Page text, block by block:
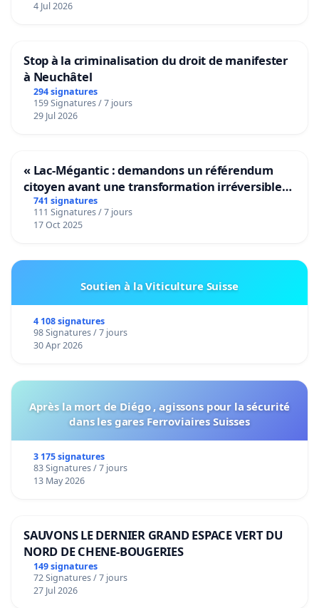
4 Jul 2026
Stop à la criminalisation du droit de manifester
à Neuchâtel
294 signatures
159 Signatures / 7 jours
29 Jul 2026
« Lac-Mégantic : demandons un référendum
citoyen avant une transformation irréversible
de notre territoire »
741 signatures
111 Signatures / 7 jours
17 Oct 2025
Soutien à la Viticulture Suisse
4 108 signatures
98 Signatures / 7 jours
30 Apr 2026
Après la mort de Diégo , agissons pour la sécurité
dans les gares Ferroviaires Suisses
3 175 signatures
83 Signatures / 7 jours
13 May 2026
SAUVONS LE DERNIER GRAND ESPACE VERT DU
NORD DE CHENE-BOUGERIES
149 signatures
72 Signatures / 7 jours
27 Jul 2026